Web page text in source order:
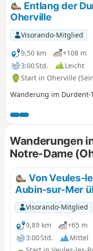
Entlang der
Oherville
Visorando-Mitglied
9,50 km
+108 m
3:00 Std.
Leicht
Start in Oherville
Wanderung im Durdent-
Wanderungen
Notre-Dame
Von Veules-
Aubin-sur-Mer
Visorando-Mitglied
9,89 km
+65 m
3:00 Std.
Mittel